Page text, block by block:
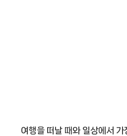
여행을 떠날 때와 일상에서 가